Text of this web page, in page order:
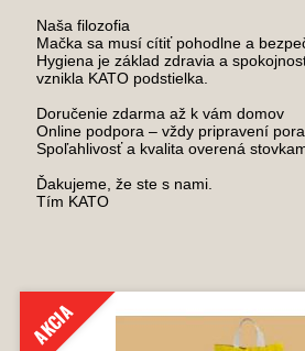
Naša filozofia
Mačka sa musí cítiť pohodlne a
Hygiena je základ zdravia a
vznikla KATO podstielka.
Doručenie zdarma až k vám domov
Online podpora – vždy pripravení
Spoľahlivosť a kvalita overená
Ďakujeme, že ste s nami.
Tím KATO
AKCIA